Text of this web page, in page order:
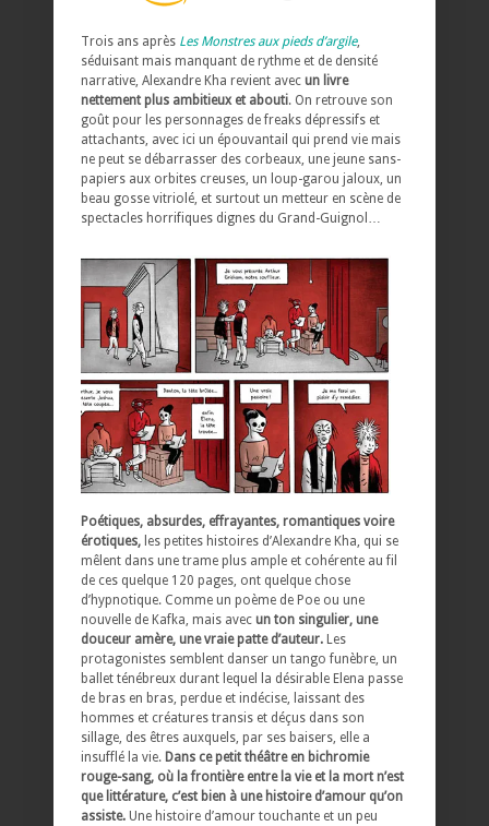
Trois ans après Les Monstres aux pieds d’argile,
séduisant mais manquant de rythme et de densité
narrative, Alexandre Kha revient avec un livre
nettement plus ambitieux et abouti. On retrouve son
goût pour les personnages de freaks dépressifs et
attachants, avec ici un épouvantail qui prend vie mais
ne peut se débarrasser des corbeaux, une jeune sans-
papiers aux orbites creuses, un loup-garou jaloux, un
beau gosse vitriolé, et surtout un metteur en scène de
spectacles horrifiques dignes du Grand-Guignol…
Poétiques, absurdes, effrayantes, romantiques voire
érotiques, les petites histoires d’Alexandre Kha, qui se
mêlent dans une trame plus ample et cohérente au fil
de ces quelque 120 pages, ont quelque chose
d’hypnotique. Comme un poème de Poe ou une
nouvelle de Kafka, mais avec un ton singulier, une
douceur amère, une vraie patte d’auteur. Les
protagonistes semblent danser un tango funèbre, un
ballet ténébreux durant lequel la désirable Elena passe
de bras en bras, perdue et indécise, laissant des
hommes et créatures transis et déçus dans son
sillage, des êtres auxquels, par ses baisers, elle a
insufflé la vie. Dans ce petit théâtre en bichromie
rouge-sang, où la frontière entre la vie et la mort n’est
que littérature, c’est bien à une histoire d’amour qu’on
assiste. Une histoire d’amour touchante et un peu